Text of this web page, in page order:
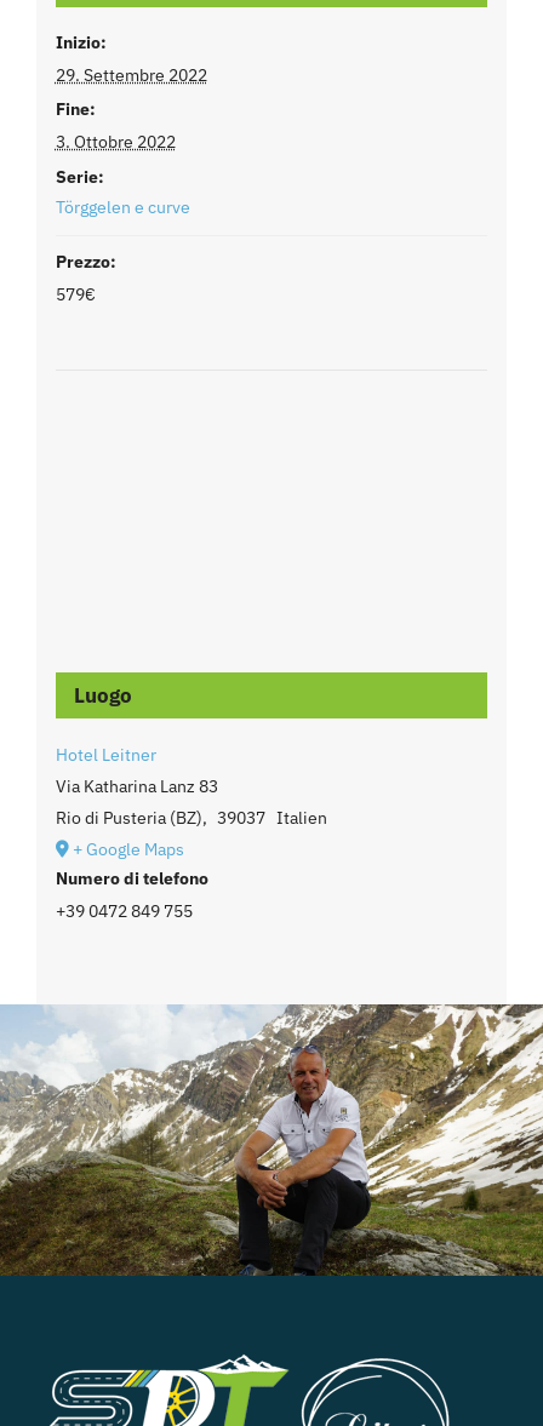
Inizio:
29. Settembre 2022
Fine:
3. Ottobre 2022
Serie:
Törggelen e curve
Prezzo:
579€
Luogo
Hotel Leitner
Via Katharina Lanz 83
Rio di Pusteria (BZ), 39037 Italien
+ Google Maps
Numero di telefono
+39 0472 849 755